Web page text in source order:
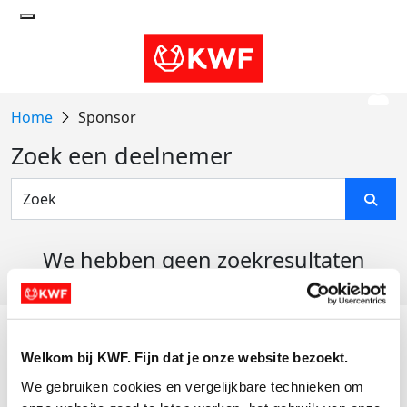
Welkom bij KWF. Fijn dat je onze website bezoekt.
We gebruiken cookies en vergelijkbare technieken om
Sponsor
Zoek een deelnemer
We hebben geen zoekresultaten
Actiematerialen
Evenementen